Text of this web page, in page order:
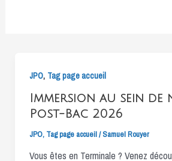
JPO, Tag page accueil
Immersion au sein de
Post-Bac 2026
JPO, Tag page accueil/Samuel Rouyer
Vous êtes en Terminale ? Venez